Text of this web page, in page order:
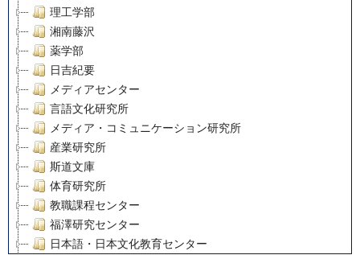
理工学部
湘南藤沢
薬学部
日吉紀要
メディアセンター
言語文化研究所
メディア・コミュニケーション研究所
産業研究所
斯道文庫
体育研究所
教職課程センター
福澤研究センター
日本語・日本文化教育センター